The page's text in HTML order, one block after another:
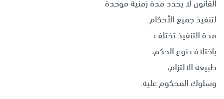
القانون لا يحدد مدة زمنية موحدة
لتنفيذ جميع الأحكام.
مدة التنفيذ تختلف
باختلاف نوع الحكم،
طبيعة الالتزام،
وسلوك المحكوم عليه.